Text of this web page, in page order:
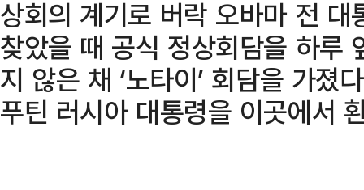
상회의 계기로 버락 오바마 전
찾았을 때 공식 정상회담을 하루
지 않은 채 ‘노타이’ 회담을 가
푸틴 러시아 대통령을 이곳에서